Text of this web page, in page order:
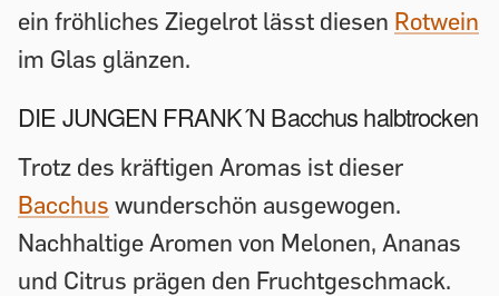
ein fröhliches Ziegelrot lässt diesen Rotwein
im Glas glänzen.
DIE JUNGEN FRANK´N Bacchus halbtrocken
Trotz des kräftigen Aromas ist dieser
Bacchus wunderschön ausgewogen.
Nachhaltige Aromen von Melonen, Ananas
und Citrus prägen den Fruchtgeschmack.